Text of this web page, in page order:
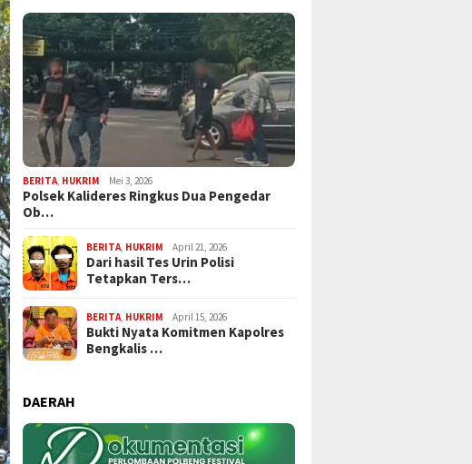
BERITA HUKRIM Mei 3, 2026
Polsek Kalideres Ringkus Dua Pengedar
Ob…
BERITA HUKRIM April 21, 2026
Dari hasil Tes Urin Polisi
Tetapkan Ters…
BERITA HUKRIM April 15, 2026
Bukti Nyata Komitmen Kapolres
Bengkalis …
DAERAH